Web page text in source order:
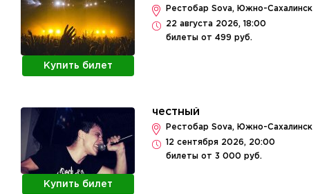
Купить билет
Рестобар Sova, Южно-Сахалинск
22 августа 2026, 18:00
билеты от 499 руб.
Купить билет
честный
Рестобар Sova, Южно-Сахалинск
12 сентября 2026, 20:00
билеты от 3 000 руб.